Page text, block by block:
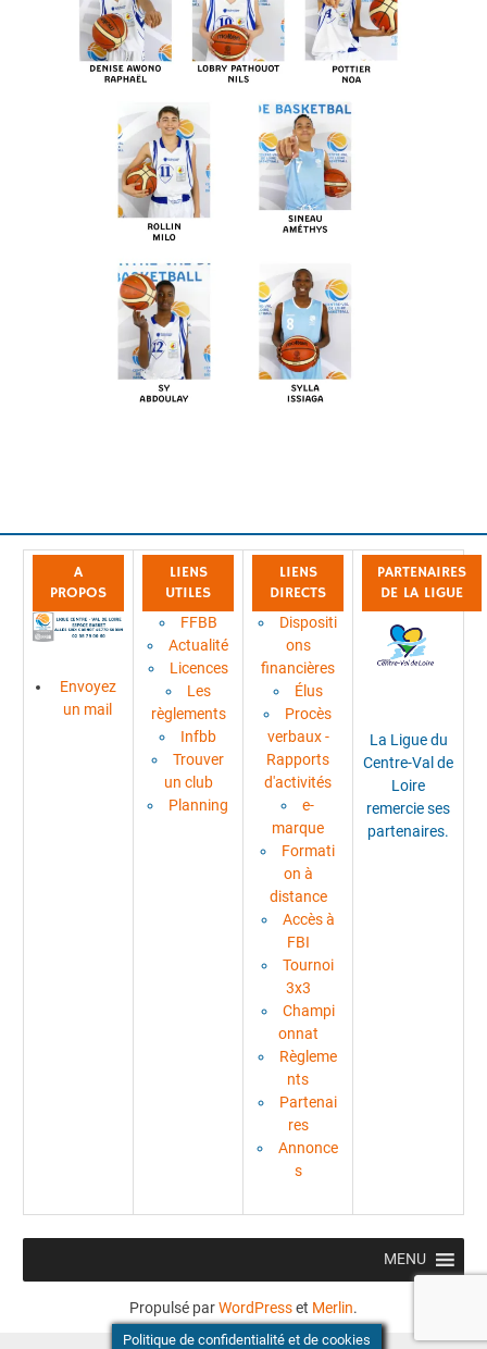
A
PROPOS
Envoyez
un mail
LIENS
UTILES
FFBB
Actualité
Licences
Les
règlements
Infbb
Trouver
un club
Planning
LIENS
DIRECTS
Dispositi
ons
financières
Élus
Procès
verbaux -
Rapports
d'activités
e-
marque
Formati
on à
distance
Accès à
FBI
Tournoi
3x3
Champi
onnat
Règleme
nts
Partenai
res
Annonce
s
PARTENAIRES
DE LA LIGUE
La Ligue du
Centre-Val de
Loire
remercie ses
partenaires.
MENU
Propulsé parWordPresset Merlin.
Politique de confidentialité et de cookies